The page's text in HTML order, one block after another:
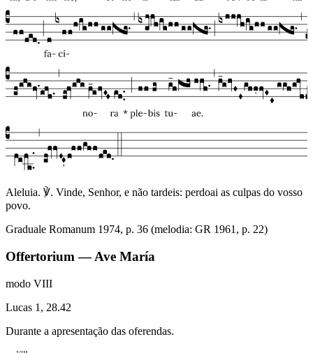
Aleluia. ℣. Vinde, Senhor, e não tardeis: perdoai as culpas do vosso
povo.
Graduale Romanum 1974, p. 36 (melodia: GR 1961, p. 22)
Offertorium — Ave María
modo VIII
Lucas 1, 28.42
Durante a apresentação das oferendas.